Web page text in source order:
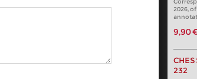
2026,
9,90
232